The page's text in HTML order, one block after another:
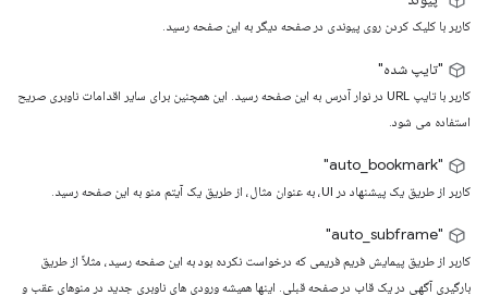
کاربر با کلیک کردن روی پیوندی در صفحه دیگر به این صفحه رسید.
"تایپ شده"
کاربر با تایپ URL در نوار آدرس به این صفحه رسید. این همچنین برای سایر اقدامات ناوبری صریح
استفاده می شود.
"auto_bookmark"
کاربر از طریق یک پیشنهاد در UI، به عنوان مثال، از طریق یک آیتم منو به این صفحه رسید.
"auto_subframe"
کاربر از طریق پیمایش فریم فریمی که درخواست نکرده بود به این صفحه رسید، مثلاً از طریق
بارگیری آگهی در یک قاب در صفحه قبلی. اینها همیشه ورودی های ناوبری جدید در منوهای عقب و